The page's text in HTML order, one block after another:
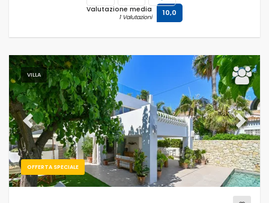
Valutazione media
1 Valutazioni 10,0
VILLA
OFFERTA SPECIALE
Previous Next